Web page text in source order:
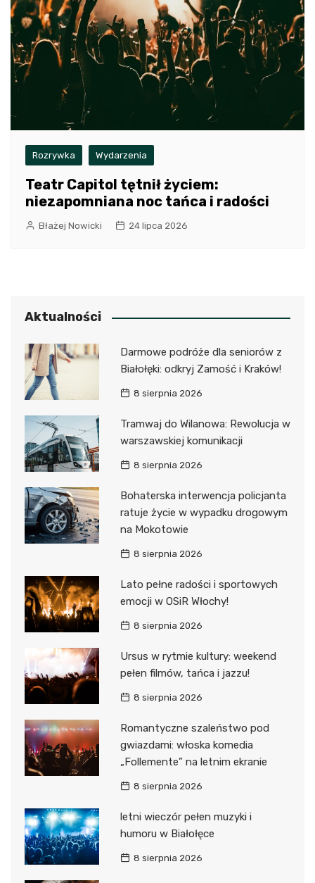
Rozrywka Wydarzenia
Teatr Capitol tętnił życiem:
niezapomniana noc tańca i radości
Błażej Nowicki 24 lipca 2026
Aktualności
Darmowe podróże dla seniorów z
Białołęki: odkryj Zamość i Kraków!
8 sierpnia 2026
Tramwaj do Wilanowa: Rewolucja w
warszawskiej komunikacji
8 sierpnia 2026
Bohaterska interwencja policjanta
ratuje życie w wypadku drogowym
na Mokotowie
8 sierpnia 2026
Lato pełne radości i sportowych
emocji w OSiR Włochy!
8 sierpnia 2026
Ursus w rytmie kultury: weekend
pełen filmów, tańca i jazzu!
8 sierpnia 2026
Romantyczne szaleństwo pod
gwiazdami: włoska komedia
„Follemente” na letnim ekranie
8 sierpnia 2026
letni wieczór pełen muzyki i
humoru w Białołęce
8 sierpnia 2026